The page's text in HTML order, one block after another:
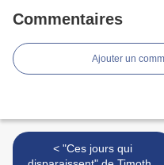
Commentaires
Ajouter un
< "Ces jours qui